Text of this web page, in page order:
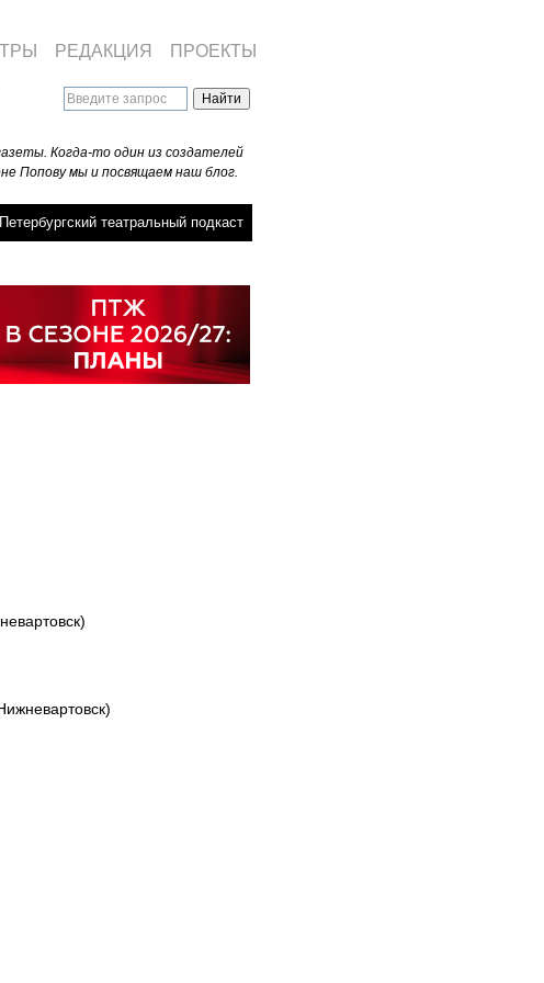
Когда-то один из создателей
Попову мы и посвящаем наш блог.
Петербургский театральный подкаст
РЕДАКЦИЯ ПРОЕКТЫ